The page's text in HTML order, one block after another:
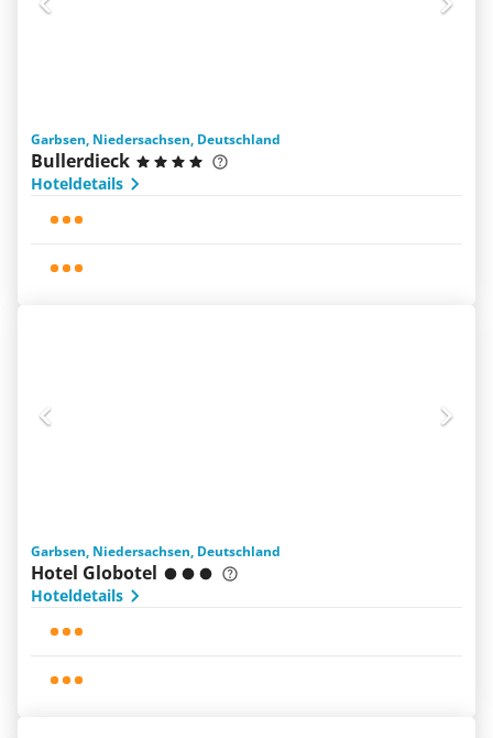
Garbsen, Niedersachsen, Deutschland
Bullerdieck
Hoteldetails
Garbsen, Niedersachsen, Deutschland
Hotel Globotel
Hoteldetails